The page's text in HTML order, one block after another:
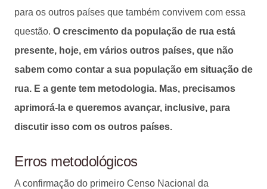
para os outros países que também convivem com essa
questão. O crescimento da população de rua está
presente, hoje, em vários outros países, que não
sabem como contar a sua população em situação de
rua. E a gente tem metodologia. Mas, precisamos
aprimorá-la e queremos avançar, inclusive, para
discutir isso com os outros países.
Erros metodológicos
A confirmação do primeiro Censo Nacional da